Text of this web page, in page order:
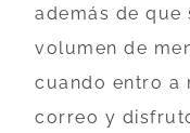
además de
volumen de
cuando entro a
correo y